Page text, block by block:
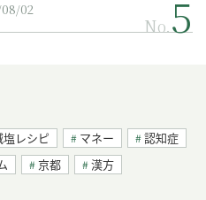
02
No.
塩レシピ マネー
認知症
京都 漢方